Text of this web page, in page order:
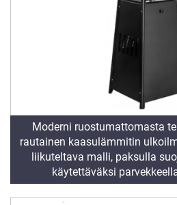
Moderni ruostumattomasta
rautainen kaasulämmitin
liikuteltava malli, paksulla
käytettäväksi